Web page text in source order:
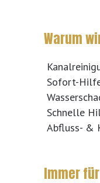
Warum
Sofort-
Schnelle
Abfluss- &
Immer